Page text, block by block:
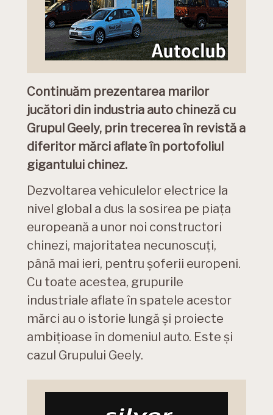
Continuăm prezentarea marilor
jucători din industria auto chineză cu
Grupul Geely, prin trecerea în revistă a
diferitor mărci aflate în portofoliul
gigantului chinez.
Dezvoltarea vehiculelor electrice la
nivel global a dus la sosirea pe piața
europeană a unor noi constructori
chinezi, majoritatea necunoscuți,
până mai ieri, pentru șoferii europeni.
Cu toate acestea, grupurile
industriale aflate în spatele acestor
mărci au o istorie lungă și proiecte
ambițioase în domeniul auto. Este și
cazul Grupului Geely.